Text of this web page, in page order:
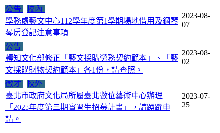
公告
校內
學務處藝文中心112學年度第1學期場地借用及鋼琴
琴房登記注意事項
2023-08-
07
公告
轉知文化部修正「藝文採購勞務契約範本」、「藝
文採購財物契約範本」各1份，請查照。
2023-08-
02
徵才
校外
臺北市政府文化局所屬臺北數位藝術中心辦理
「2023年度第三期實習生招募計畫」，請踴躍申
請。
2023-07-
25